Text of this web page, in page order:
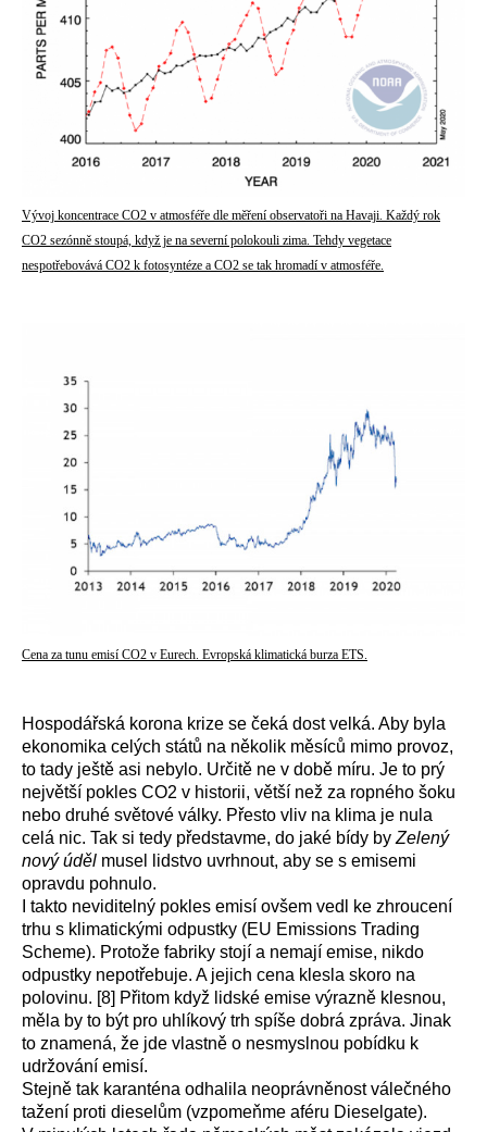
Vývoj koncentrace CO2 v atmosféře dle měření observatoři na Havaji. Každý rok
CO2 sezónně stoupá, když je na severní polokouli zima. Tehdy vegetace
nespotřebovává CO2 k fotosyntéze a CO2 se tak hromadí v atmosféře.
Cena za tunu emisí CO2 v Eurech. Evropská klimatická burza ETS.
Hospodářská korona krize se čeká dost velká. Aby byla
ekonomika celých států na několik měsíců mimo provoz,
to tady ještě asi nebylo. Určitě ne v době míru. Je to prý
největší pokles CO2 v historii, větší než za ropného šoku
nebo druhé světové války. Přesto vliv na klima je nula
celá nic. Tak si tedy představme, do jaké bídy by Zelený
nový úděl musel lidstvo uvrhnout, aby se s emisemi
opravdu pohnulo.
I takto neviditelný pokles emisí ovšem vedl ke zhroucení
trhu s klimatickými odpustky (EU Emissions Trading
Scheme). Protože fabriky stojí a nemají emise, nikdo
odpustky nepotřebuje. A jejich cena klesla skoro na
polovinu. [8] Přitom když lidské emise výrazně klesnou,
měla by to být pro uhlíkový trh spíše dobrá zpráva. Jinak
to znamená, že jde vlastně o nesmyslnou pobídku k
udržování emisí.
Stejně tak karanténa odhalila neoprávněnost válečného
tažení proti dieselům (vzpomeňme aféru Dieselgate).